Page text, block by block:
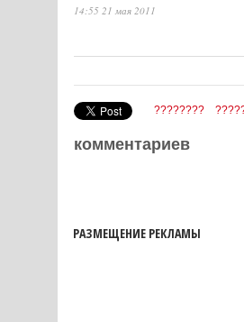
14:55 21 мая 2011
????????
комментариев
РАЗМЕЩЕНИЕ РЕКЛАМЫ